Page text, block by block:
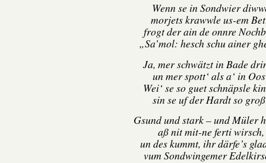
Wenn se in Sondwier
morjets krawwle us-em
frogt der ain de onnre
„Sa’mol: hesch schu ainer
Ja, mer schwätzt in Bade
un mer spott‘ als a‘ in
Wei‘ se so guet schnäpsle
sin se uf der Hardt so
Gsund und stark – und Müler
aß nit mit-ne ferti wirsch,
un des kummt, ihr därfe’s
vum Sondwingemer